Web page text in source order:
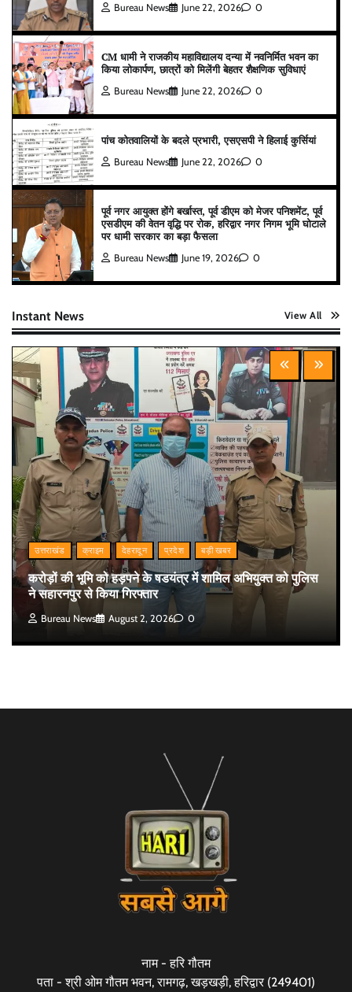
Bureau News June 22, 2026 0
CM धामी ने राजकीय महाविद्यालय दन्या में नवनिर्मित भवन का
किया लोकार्पण, छात्रों को मिलेंगी बेहतर शैक्षणिक सुविधाएं
Bureau News June 22, 2026 0
पांच कोतवालियों के बदले प्रभारी, एसएसपी ने हिलाई कुर्सियां
Bureau News June 22, 2026 0
पूर्व नगर आयुक्त होंगे बर्खास्त, पूर्व डीएम को मेजर पनिशमेंट, पूर्व
एसडीएम की वेतन वृद्धि पर रोक, हरिद्वार नगर निगम भूमि घोटाले
पर धामी सरकार का बड़ा फैसला
Bureau News June 19, 2026 0
Instant News View All
उत्तराखंड क्राइम देहरादून प्रदेश बड़ी खबर
करोड़ों की भूमि को हड़पने के षडयंत्र में शामिल अभियुक्त को पुलिस
ने सहारनपुर से किया गिरफ्तार
Bureau News August 2, 2026 0
नाम - हरि गौतम
पता - श्री ओम गौतम भवन, रामगढ़, खड़खड़ी, हरिद्वार (249401)